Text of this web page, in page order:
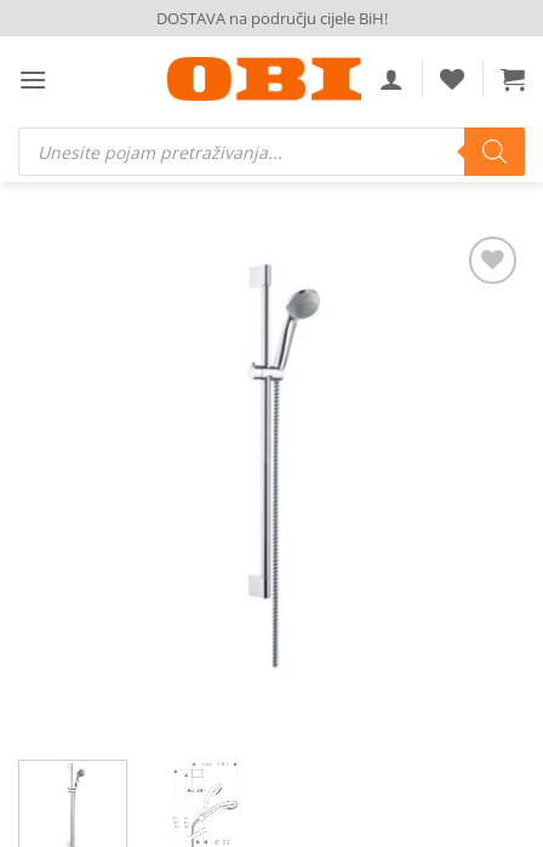
to
content
DOSTAVA na području cijele BiH!
Products
search